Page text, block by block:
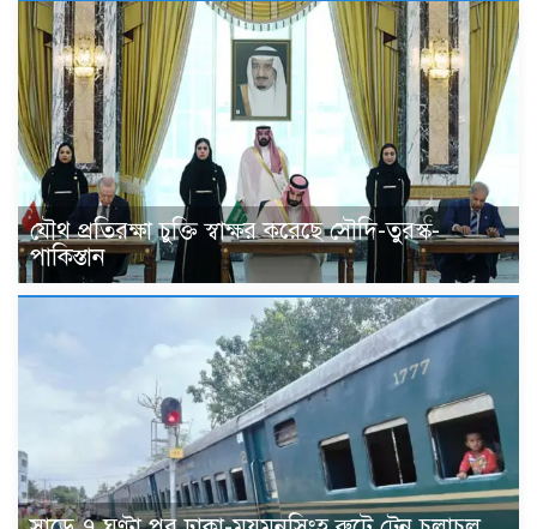
যৌথ প্রতিরক্ষা চুক্তি স্বাক্ষর করেছে সৌদি-তুরস্ক-
পাকিস্তান